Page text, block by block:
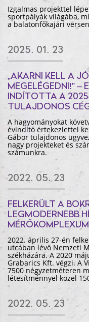
Izgalmas projekttel
sportpályák világába,
a balatonfőkajári
2025. 01. 23
„AKARNI KELL A
MEGELÉGEDNI!” –
INDÍTOTTA A
TULAJDONOS
A hagyományokat
évindító értekezlettel
Gábor tulajdonos
nagy projekteket és
számunkra.
2022. 05. 23
FELKERÜLT A
LEGMODERNEBB
2022. április 27-én
utcában lévő Nemzeti
székházára. A 2020
Grabarics Kft. végzi. A
7500 négyzetméteren
létesítménnyel közel
2022. 05. 23